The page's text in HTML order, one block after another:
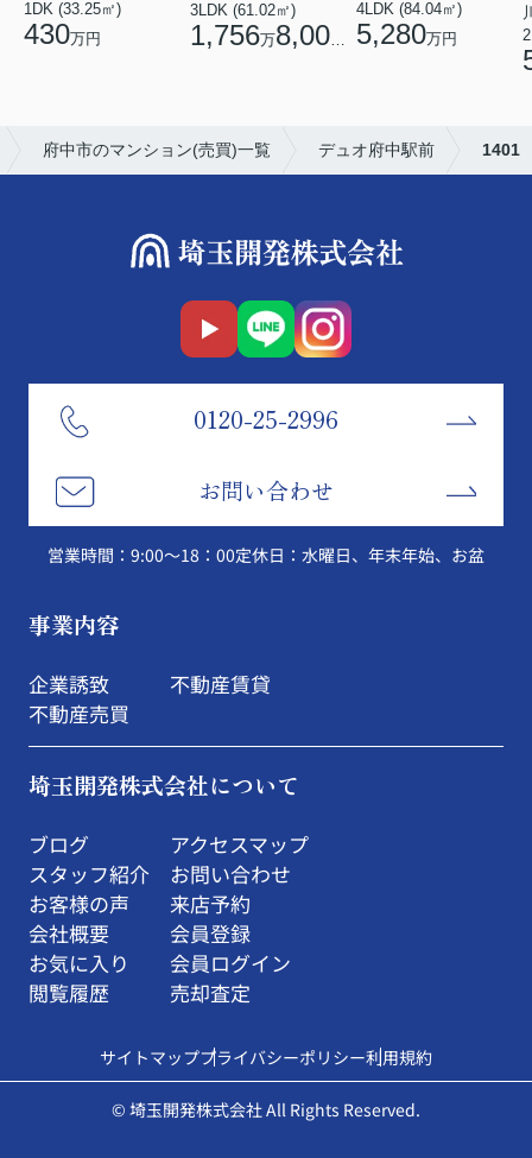
1DK (33.25㎡)
430万円
3LDK (61.02㎡)
1,756万8,000 円
4LDK (84.04㎡)
5,280万円
府中市のマンション(売買)一覧 デュオ府中駅前 1401
0120-25-2996
お問い合わせ
営業時間：9:00～18：00定休日：水曜日、年末年始、お盆
事業内容
企業誘致
不動産売買
不動産賃貸
埼玉開発株式会社について
ブログ
スタッフ紹介
お客様の声
会社概要
お気に入り
閲覧履歴
アクセスマップ
お問い合わせ
来店予約
会員登録
会員ログイン
売却査定
サイトマッププライバシーポリシー利用規約
© 埼玉開発株式会社 All Rights Reserved.